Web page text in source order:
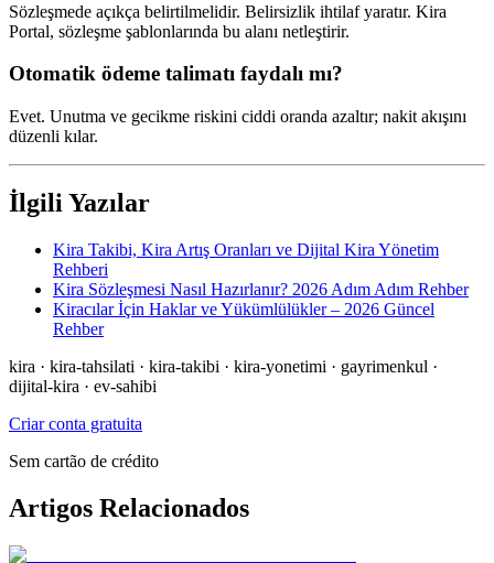
Sözleşmede açıkça belirtilmelidir. Belirsizlik ihtilaf yaratır. Kira
Portal, sözleşme şablonlarında bu alanı netleştirir.
Otomatik ödeme talimatı faydalı mı?
Evet. Unutma ve gecikme riskini ciddi oranda azaltır; nakit akışını
düzenli kılar.
İlgili Yazılar
Kira Takibi, Kira Artış Oranları ve Dijital Kira Yönetim
Rehberi
Kira Sözleşmesi Nasıl Hazırlanır? 2026 Adım Adım Rehber
Kiracılar İçin Haklar ve Yükümlülükler – 2026 Güncel
Rehber
kira · kira-tahsilati · kira-takibi · kira-yonetimi · gayrimenkul ·
dijital-kira · ev-sahibi
Criar conta gratuita
Sem cartão de crédito
Artigos Relacionados